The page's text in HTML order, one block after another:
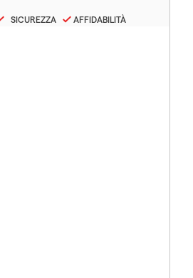
SICUREZZA AFFIDABILITÀ